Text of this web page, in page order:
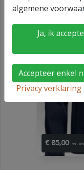
algemene
Ja, ik
Accepteer enkel
Privacy verklaring
Soft
€ 85,00 Incl. BTW